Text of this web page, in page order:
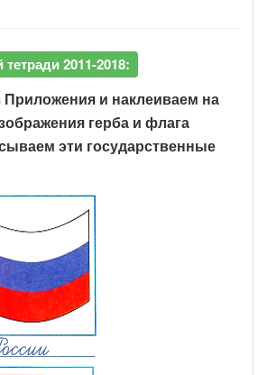
2011-2018:
и наклеиваем на
герба и флага
эти государственные